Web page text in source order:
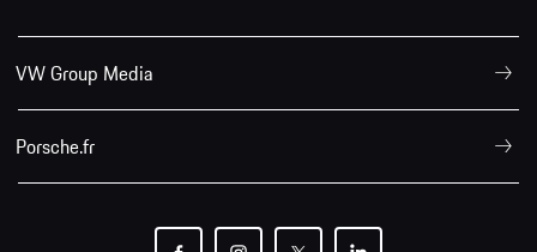
VW Group Media
Porsche.fr